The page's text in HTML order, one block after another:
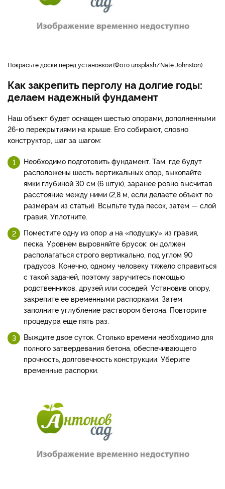
покрасьте доски перед установкой Фото unsplash/Nate Johnston
Как закрепить перголу на долгие годы:
делаем надежный фундамент
Наш объект будет оснащен шестью опорами, дополненными
26-ю перекрытиями на крыше. Его собирают, словно
конструктор, шаг за шагом:
Необходимо подготовить фундамент. Там, где будут
расположены шесть вертикальных опор, выкопайте
ямки глубиной 30 см (6 штук), заранее ровно высчитав
расстояние между ними (2,8 м, если делаете объект по
размерам из статьи). Всыпьте туда песок, затем — слой
гравия. Уплотните.
Поместите одну из опор ана «подушку» из гравия,
песка. Уровнем выровняйте брусок: он должен
располагаться строго вертикально, под углом 90
градусов. Конечно, одному человеку тяжело справиться
с такой задачей, поэтому заручитесь помощью
родственников, друзей или соседей. Установив опору,
закрепите ее временными распорками. Затем
заполните углубление раствором бетона. Повторите
процедура еще пять раз.
Выждите двое суток. Столько времени необходимо для
полного затвердевания бетона, обеспечивающего
прочность, долговечность конструкции. Уберите
временные распорки.